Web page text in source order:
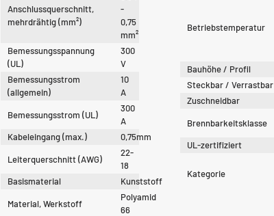
Anschlussquerschnitt,
mehrdrähtig (mm²)
-
0,75
mm²
Bemessungsspannung
(UL)
300
V
Bemessungsstrom
(allgemein)
10
A
Bemessungsstrom (UL)
300
A
Kabeleingang (max.)
0,75mm
Leiterquerschnitt (AWG)
22-
18
Basismaterial
Kunststoff
Material, Werkstoff
Polyamid
66
Betriebstemperatur
Bauhöhe / Profil
Steckbar / Verrastbar
Zuschneidbar
Brennbarkeitsklasse
UL-zertifiziert
Kategorie